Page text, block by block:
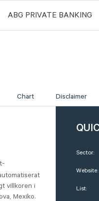
ABG PRIVATE BANKING
Chart Disclaimer
villkoren i
Mexiko.
Sector:
Website:
List: